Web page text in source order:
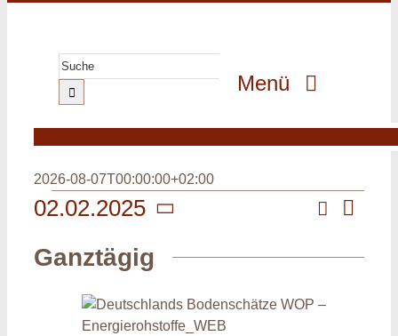
springen
Suche
nach:
Menü
MultiMedia
2026-08-07T00:00:00+02:00
Veranstaltungen
für
Februar
Suche
Tag
02.02.2025
wählen.
Ganztägig